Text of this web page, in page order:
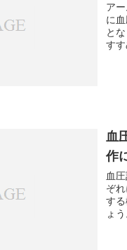
ア
に
となく
血
作
血
ぞ
す